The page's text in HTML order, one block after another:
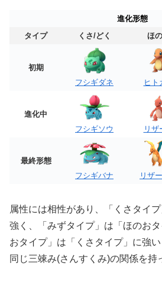
進化形態
タイプ
くさ/どく ほ
初期
フシギダネ
ヒト
進化中
フシギソウ
リザ
最終形態
フシギバナ
リザ
属性には相性があり、「くさタイ
強く、「みずタイプ」は「ほのお
おタイプ」は「くさタイプ」に強
同じ三竦み(さんすくみ)の関係を持